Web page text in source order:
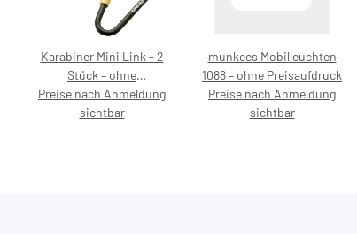
Karabiner Mini Link - 2
Stück – ohne
Preisaufdruck
Preise nach Anmeldung
sichtbar
munkees Mobilleuchten
1088 – ohne Preisaufdruck
Preise nach Anmeldung
sichtbar